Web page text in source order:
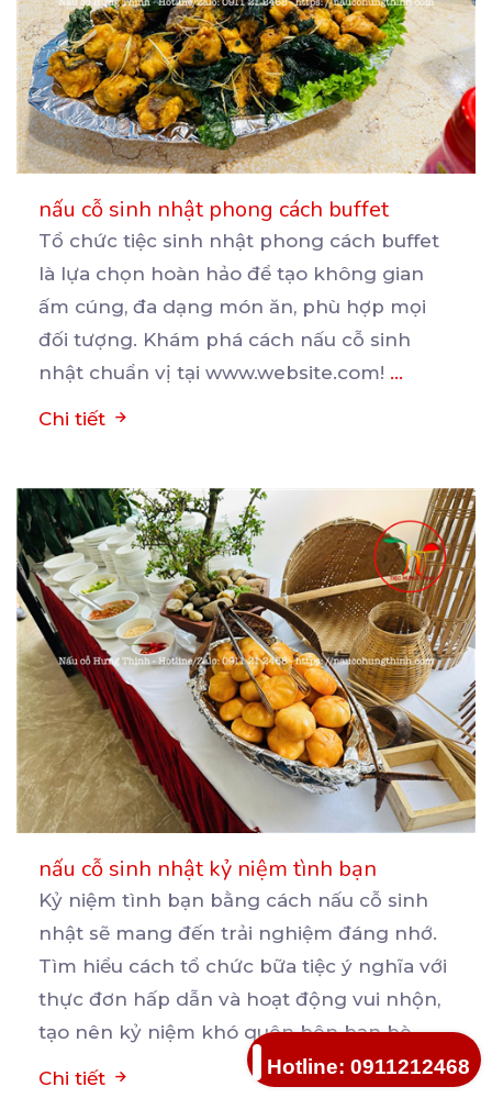
nấu cỗ sinh nhật phong cách buffet
Tổ chức tiệc sinh nhật phong cách buffet
là lựa chọn hoàn hảo để tạo không gian
ấm cúng, đa dạng món ăn, phù hợp mọi
đối tượng. Khám phá cách nấu cỗ sinh
nhật chuẩn vị tại www.website.com! ...
Chi tiết
nấu cỗ sinh nhật kỷ niệm tình bạn
Kỷ niệm tình bạn bằng cách nấu cỗ sinh
nhật sẽ mang đến trải nghiệm đáng nhớ.
Tìm hiểu cách tổ chức bữa tiệc ý nghĩa với
thực đơn hấp dẫn và hoạt động vui nhộn,
tạo nên kỷ niệm khó quên bên bạn bè....
Chi tiết Hotline: 0911212468